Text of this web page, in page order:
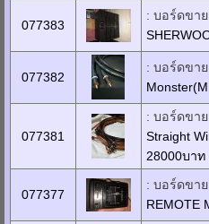
077383
: บอร์ดขาย
077382
: บอร์ดขาย
077381
: บอร์ดขาย
Straight
28000บาท
077377
: บอร์ดขาย
REMOTE